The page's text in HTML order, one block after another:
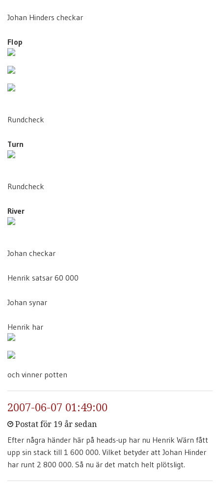
Johan Hinders checkar
Flop
Rundcheck
Turn
Rundcheck
River
Johan checkar
Henrik satsar 60 000
Johan synar
Henrik har
och vinner potten
2007-06-07 01:49:00
Postat för 19 år sedan
Efter några händer här på heads-up har nu Henrik Wärn fått
upp sin stack till 1 600 000. Vilket betyder att Johan Hinder
har runt 2 800 000. Så nu är det match helt plötsligt.